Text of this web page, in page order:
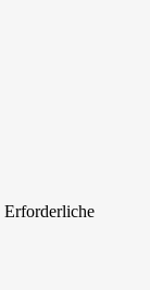
Erforderliche